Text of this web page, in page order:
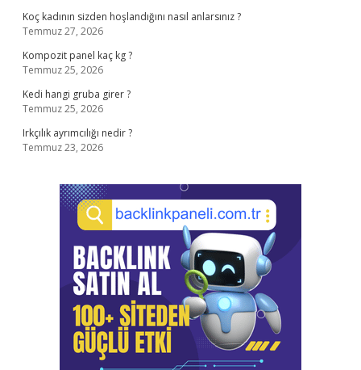
Koç kadının sizden hoşlandığını nasıl anlarsınız ?
Temmuz 27, 2026
Kompozit panel kaç kg ?
Temmuz 25, 2026
Kedi hangi gruba girer ?
Temmuz 25, 2026
Irkçılık ayrımcılığı nedir ?
Temmuz 23, 2026